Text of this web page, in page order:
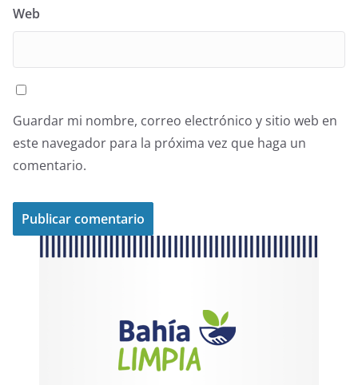
Web
Guardar mi nombre, correo electrónico y sitio web en
este navegador para la próxima vez que haga un
comentario.